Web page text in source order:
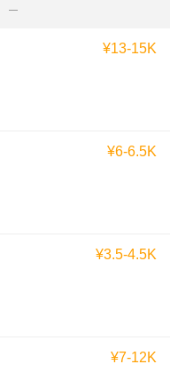
¥13-15K
¥6-6.5K
¥3.5-4.5K
¥7-12K